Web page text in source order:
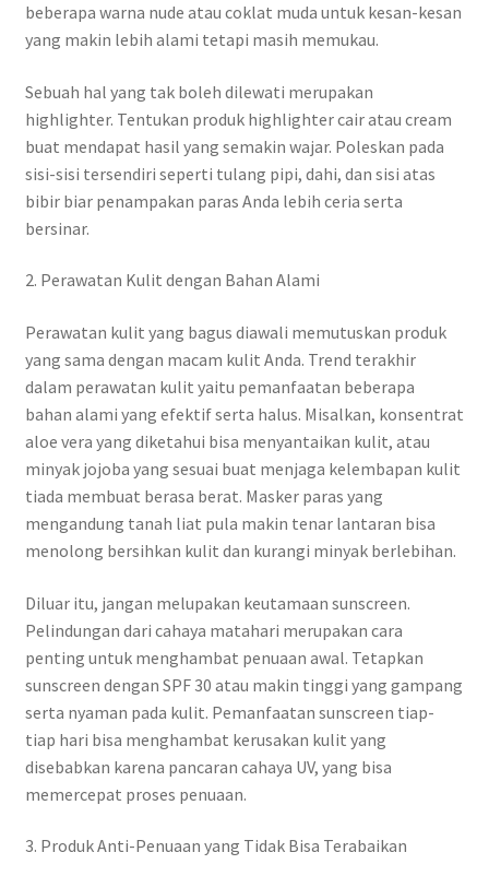
beberapa warna nude atau coklat muda untuk kesan-kesan
yang makin lebih alami tetapi masih memukau.
Sebuah hal yang tak boleh dilewati merupakan
highlighter. Tentukan produk highlighter cair atau cream
buat mendapat hasil yang semakin wajar. Poleskan pada
sisi-sisi tersendiri seperti tulang pipi, dahi, dan sisi atas
bibir biar penampakan paras Anda lebih ceria serta
bersinar.
2. Perawatan Kulit dengan Bahan Alami
Perawatan kulit yang bagus diawali memutuskan produk
yang sama dengan macam kulit Anda. Trend terakhir
dalam perawatan kulit yaitu pemanfaatan beberapa
bahan alami yang efektif serta halus. Misalkan, konsentrat
aloe vera yang diketahui bisa menyantaikan kulit, atau
minyak jojoba yang sesuai buat menjaga kelembapan kulit
tiada membuat berasa berat. Masker paras yang
mengandung tanah liat pula makin tenar lantaran bisa
menolong bersihkan kulit dan kurangi minyak berlebihan.
Diluar itu, jangan melupakan keutamaan sunscreen.
Pelindungan dari cahaya matahari merupakan cara
penting untuk menghambat penuaan awal. Tetapkan
sunscreen dengan SPF 30 atau makin tinggi yang gampang
serta nyaman pada kulit. Pemanfaatan sunscreen tiap-
tiap hari bisa menghambat kerusakan kulit yang
disebabkan karena pancaran cahaya UV, yang bisa
memercepat proses penuaan.
3. Produk Anti-Penuaan yang Tidak Bisa Terabaikan